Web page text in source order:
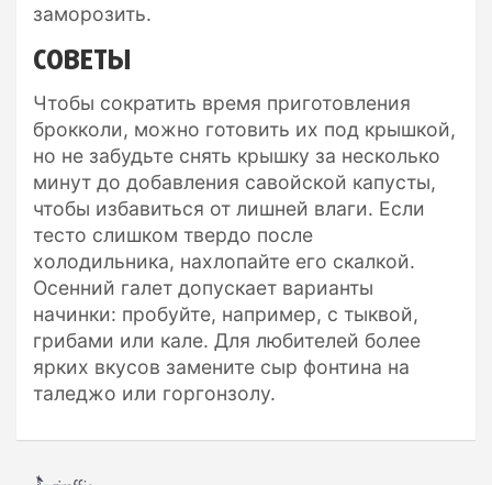
заморозить.
СОВЕТЫ
Чтобы сократить время приготовления
брокколи, можно готовить их под крышкой,
но не забудьте снять крышку за несколько
минут до добавления савойской капусты,
чтобы избавиться от лишней влаги. Если
тесто слишком твердо после
холодильника, нахлопайте его скалкой.
Осенний галет допускает варианты
начинки: пробуйте, например, с тыквой,
грибами или кале. Для любителей более
ярких вкусов замените сыр фонтина на
таледжо или горгонзолу.